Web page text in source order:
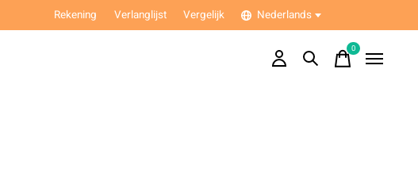
Rekening Verlanglijst Vergelijk Nederlands
0items